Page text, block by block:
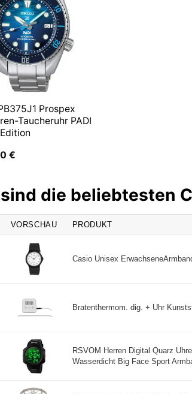
Prospex
Taucheruhr PADI
€
die beliebtesten
VORSCHAU PRODUKT
Casio Unisex
Bratenthermom. dig. + Uhr
RSVOM Herren Digital Quarz
Wasserdicht Big Face Sport